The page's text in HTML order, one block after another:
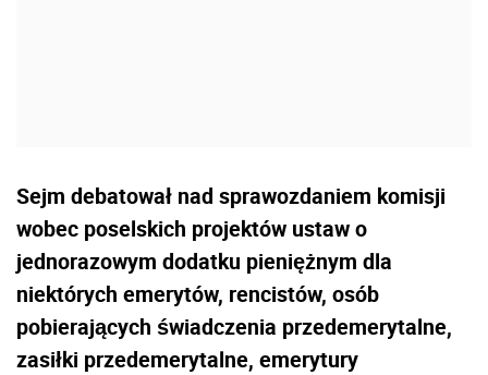
Sejm debatował nad sprawozdaniem komisji
wobec poselskich projektów ustaw o
jednorazowym dodatku pieniężnym dla
niektórych emerytów, rencistów, osób
pobierających świadczenia przedemerytalne,
zasiłki przedemerytalne, emerytury